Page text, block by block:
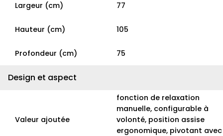
Largeur (cm) 77
Hauteur (cm) 105
Profondeur (cm) 75
Design et aspect
Valeur ajoutée
fonction de relaxation
manuelle, configurable à
volonté, position assise
ergonomique, pivotant avec